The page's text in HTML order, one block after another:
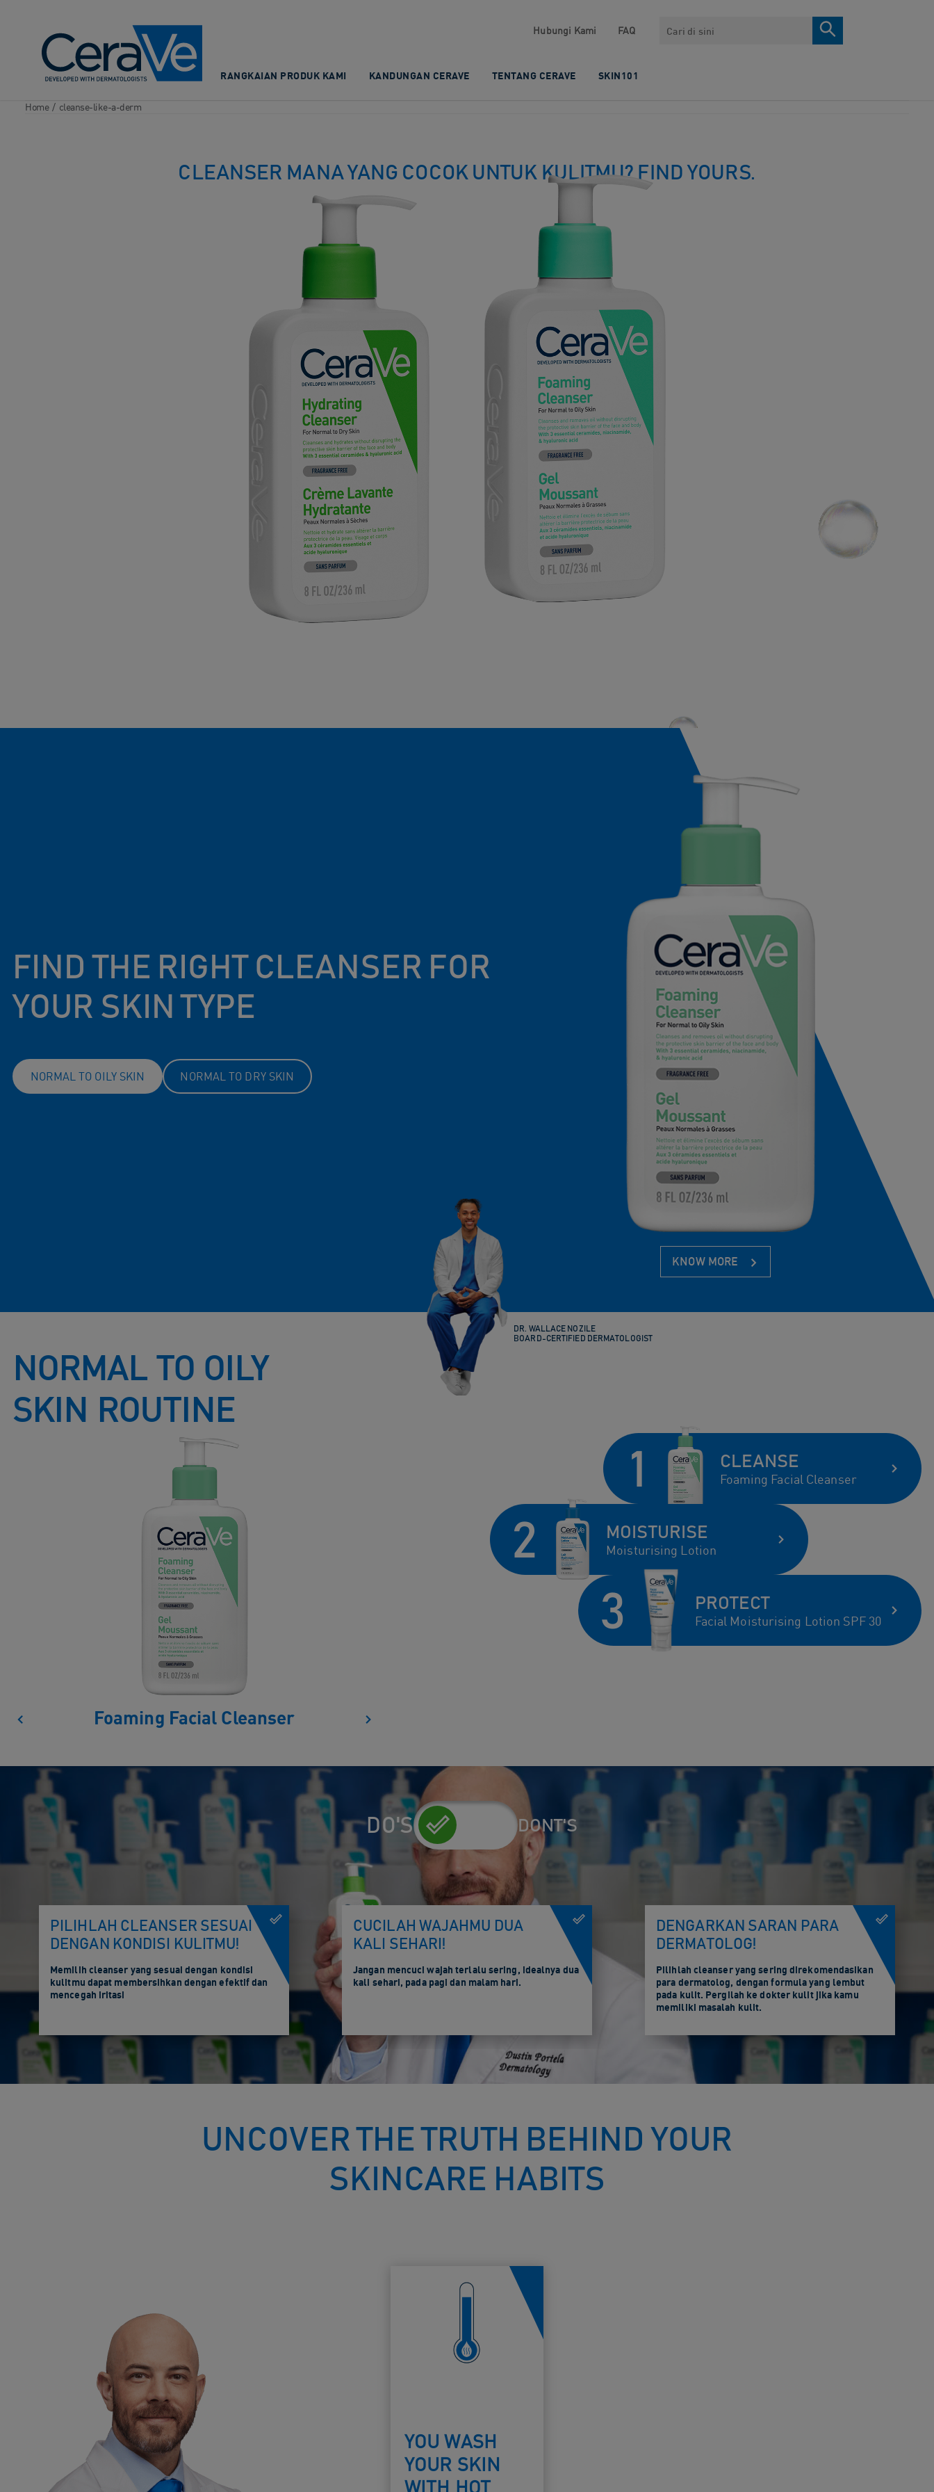
Hubungi Kami​ FAQ Search
RANGKAIAN PRODUK KAMI​ KANDUNGAN CERAVE​ TENTANG CERAVE SKIN101
Home / cleanse-like-a-derm
CLEANSER MANA YANG COCOK UNTUK KULITMU? FIND YOURS.
DR. WALLACE NOZILE
BOARD-CERTIFIED DERMATOLOGIST
FIND THE RIGHT CLEANSER FOR
YOUR SKIN TYPE
NORMAL TO OILY SKIN NORMAL TO DRY SKIN
KNOW MORE
NORMAL TO OILY
SKIN ROUTINE
Foaming Facial Cleanser
Left Right
CLEANSE
Foaming Facial Cleanser
MOISTURISE
Moisturising Lotion
PROTECT
Facial Moisturising Lotion SPF 30
DO'S DONT'S
PILIHLAH CLEANSER SESUAI
DENGAN KONDISI KULITMU!
Memilih cleanser yang sesuai dengan kondisi
kulitmu dapat membersihkan dengan efektif dan
mencegah iritasi
CUCILAH WAJAHMU DUA
KALI SEHARI!
Jangan mencuci wajah terlalu sering, idealnya dua
kali sehari, pada pagi dan malam hari.
DENGARKAN SARAN PARA
DERMATOLOG!
Pilihlah cleanser yang sering direkomendasikan
para dermatolog, dengan formula yang lembut
pada kulit. Pergilah ke dokter kulit jika kamu
memiliki masalah kulit.
UNCOVER THE TRUTH BEHIND YOUR
SKINCARE HABITS
YOU WASH
YOUR SKIN
WITH HOT